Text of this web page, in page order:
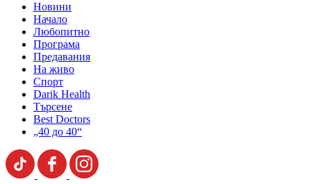
Новини
Начало
Любопитно
Програма
Предавания
На живо
Спорт
Darik Health
Търсене
Best Doctors
„40 до 40“